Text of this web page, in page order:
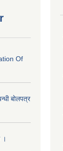
Of
बोलपत्र
।